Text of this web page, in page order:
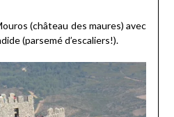
(château des maures) avec
(parsemé d’escaliers!).